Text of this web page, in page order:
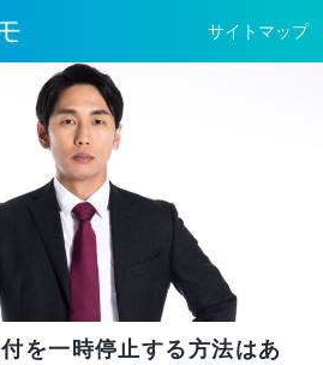
サイトマップ
を一時停止する方法はあ